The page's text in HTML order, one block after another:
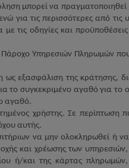
μπορεί να
για τις περισσότερες από τις
τις οδηγίες και
Υπηρεσιών Πληρωμών που
εξασφάλιση της κράτησης,
το συγκεκριμένο αγαθό για το
αγαθό.
χρήστης. Σε περίπτωση
αυτής.
να μην ολοκληρωθεί ή
και χρέωσης των
ή/και της κάρτας πληρωμών,